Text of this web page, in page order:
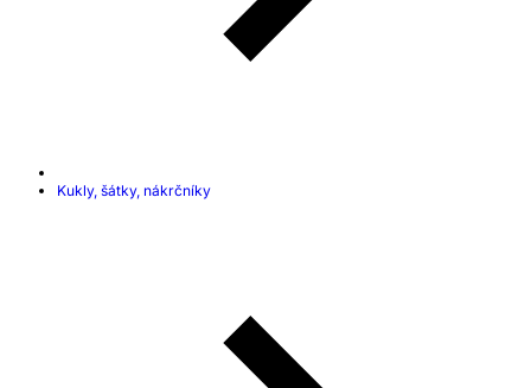
Kukly, šátky, nákrčníky